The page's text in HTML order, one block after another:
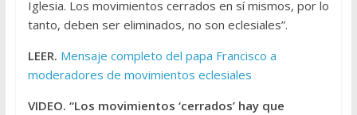
Iglesia. Los movimientos cerrados en sí mismos, por lo
tanto, deben ser eliminados, no son eclesiales”.
LEER. Mensaje completo del papa Francisco a
moderadores de movimientos eclesiales
VIDEO. “Los movimientos ‘cerrados’ hay que